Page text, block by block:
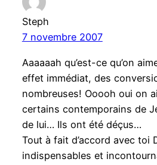
Steph
7 novembre 2007
Aaaaaah qu’est-ce qu’on
effet immédiat, des
nombreuses! Ooooh oui on
certains contemporains de
de lui… Ils ont été déçus…
Tout à fait d’accord avec toi
indispensables et